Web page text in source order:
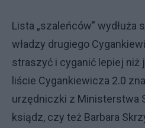
Lista „szaleńców” wydłuża
władzy drugiego
straszyć i cyganić lepiej niż
liście Cygankiewicza 2.0
urzędniczki z Ministerstwa
ksiądz, czy też Barbara